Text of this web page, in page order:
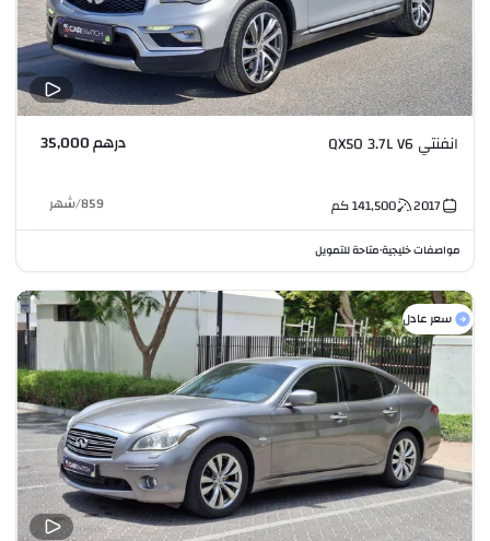
انفنتي QX50 3.7L V6 درهم 35,000
2017
141,500كم 859
/شهر
مواصفات خليجية•متاحة للتمويل
سعر عادل